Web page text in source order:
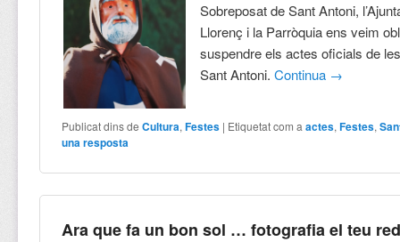
Sobreposat de Sant Antoni,
Llorenç i la Parròquia ens veim
suspendre els actes oficials de
Sant Antoni.Continua →
Publicat dins de Cultura,Festes | Etiquetat com a actes,Festes,
una resposta
Ara que fa un bon sol … fotografia el teu